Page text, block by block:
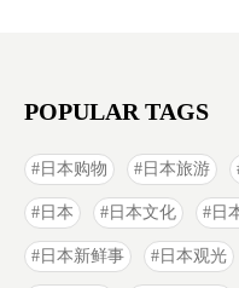
POPULAR TAGS
日本购物 日本旅游
日本 日本文化 日
日本新鲜事 日本观光